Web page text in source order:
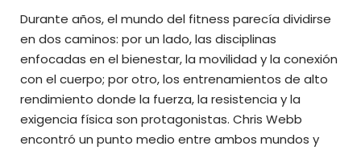
Durante años, el mundo del fitness parecía dividirse
en dos caminos: por un lado, las disciplinas
enfocadas en el bienestar, la movilidad y la conexión
con el cuerpo; por otro, los entrenamientos de alto
rendimiento donde la fuerza, la resistencia y la
exigencia física son protagonistas. Chris Webb
encontró un punto medio entre ambos mundos y